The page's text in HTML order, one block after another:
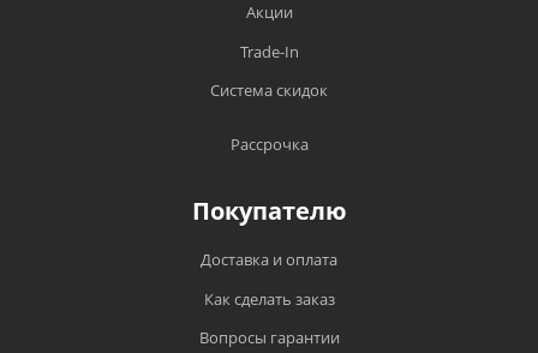
Акции
Trade-In
Система скидок
Рассрочка
Покупателю
Доставка и оплата
Как сделать заказ
Вопросы гарантии